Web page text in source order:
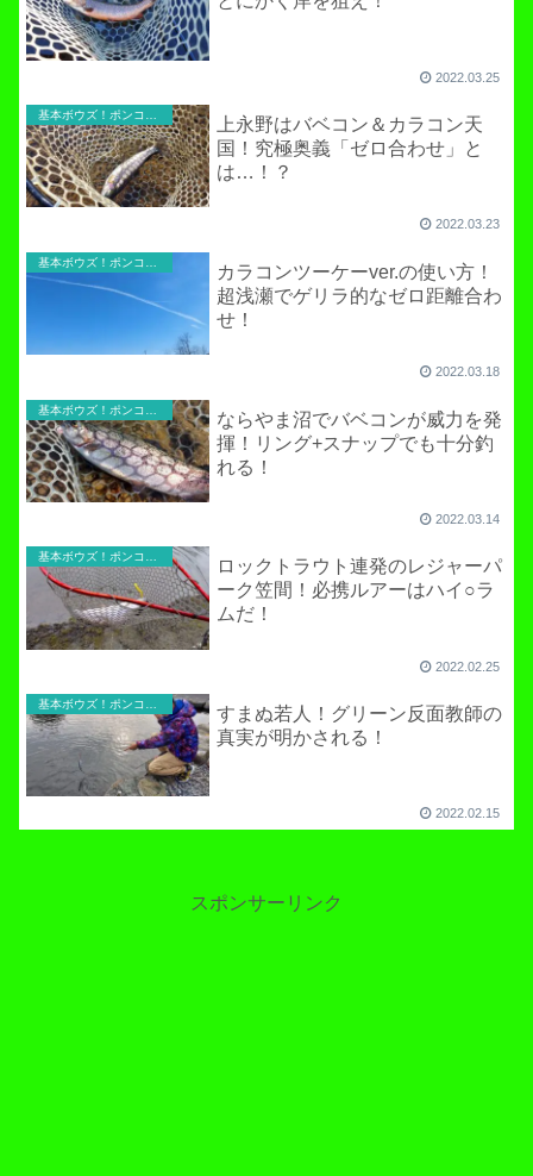
2022.03.25
上永野はバベコン＆カラコン天
国！究極奥義「ゼロ合わせ」と
は…！？
2022.03.23
カラコンツーケーver.の使い方！
超浅瀬でゲリラ的なゼロ距離合わ
せ！
2022.03.18
ならやま沼でバベコンが威力を発
揮！リング+スナップでも十分釣
れる！
2022.03.14
基本ボウズ！ポンコツ実践記
ロックトラウト連発のレジャーパ
ーク笠間！必携ルアーはハイ○ラ
ムだ！
2022.02.25
すまぬ若人！グリーン反面教師の
真実が明かされる！
2022.02.15
スポンサーリンク